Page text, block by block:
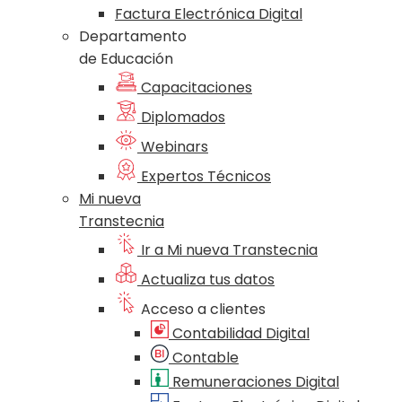
Factura Electrónica Digital
Departamento
de Educación
Capacitaciones
Diplomados
Webinars
Expertos Técnicos
Mi nueva
Transtecnia
Ir a Mi nueva Transtecnia
Actualiza tus datos
Acceso a clientes
Contabilidad Digital
Contable
Remuneraciones Digital